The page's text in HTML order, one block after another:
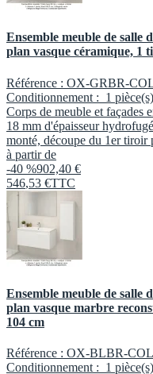
Ensemble meuble de salle
plan vasque céramique, 1
Référence : OX-GRBR-
Conditionnement : 1 pièce(s)
Corps de meuble et façades
18 mm d'épaisseur
monté, découpe du 1er tiroir
à partir de
-40 %902,40 €
546,53 €TTC
Ensemble meuble de
plan vasque marbre
104 cm
Référence : OX-BLBR-
Conditionnement : 1 pièce(s)